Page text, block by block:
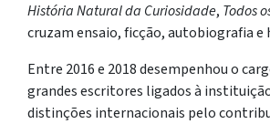
História Natural da Curiosidade, Todos
cruzam ensaio, ficção, autobiografia
Entre 2016 e 2018 desempenhou o
grandes escritores ligados à
distinções internacionais pelo